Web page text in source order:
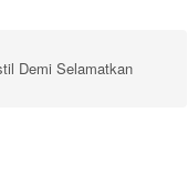
Demi Selamatkan